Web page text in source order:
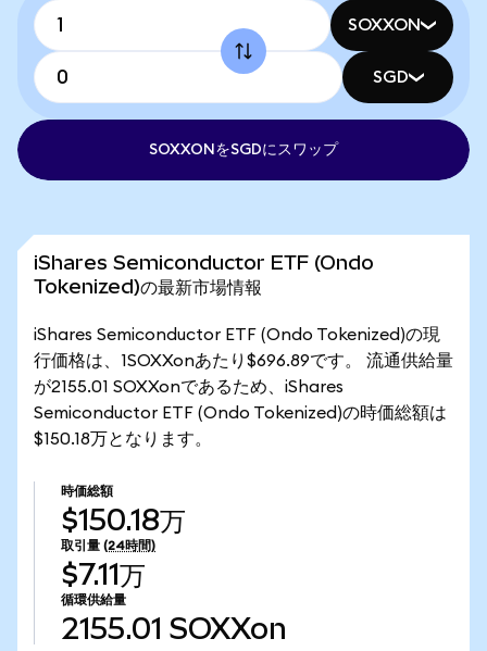
SOXXON
SGD
SOXXONをSGDにスワップ
iShares Semiconductor ETF (Ondo
Tokenized)の最新市場情報
iShares Semiconductor ETF (Ondo Tokenized)の現
行価格は、1SOXXonあたり$696.89です。 流通供給量
が2155.01 SOXXonであるため、iShares
Semiconductor ETF (Ondo Tokenized)の時価総額は
$150.18万となります。
時価総額
$150.18万
取引量 (24時間)
$7.11万
循環供給量
2155.01 SOXXon